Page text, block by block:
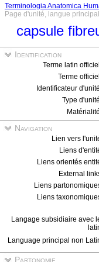
Terminologia Anatomica
Page d'unité, langue
capsule
Identification
Terme latin officiel
Terme officiel
Identificateur d'unité
Type d'unité
Matérialité
Navigation
Lien vers
Liens
Liens orientés
External
Liens
Liens
Langage subsidiaire avec
Language principal non
Partonomie